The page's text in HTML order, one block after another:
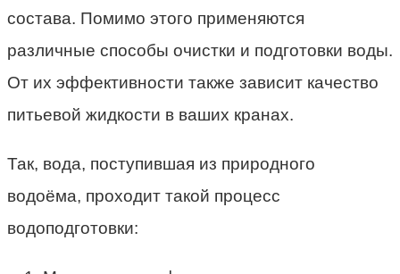
состава. Помимо этого применяются
различные способы очистки и подготовки воды.
От их эффективности также зависит качество
питьевой жидкости в ваших кранах.
Так, вода, поступившая из природного
водоёма, проходит такой процесс
водоподготовки: